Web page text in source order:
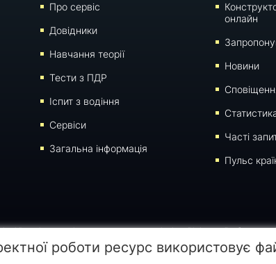
Про сервіс
Довідники
Навчання теорії
Тести з ПДР
Iспит з водіння
Сервіси
Загальна інформація
онлайн
Новини
Часті
Пульс
цієї сторінки для відтворення, переносу на інші носії інформації
роботи ресурс використовує